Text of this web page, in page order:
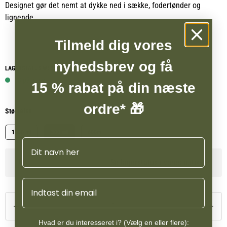
Designet gør det nemt at dykke ned i sække, fodertønder og
lignende.
LAGERSTATUS WEBSHOP
Størrelse
1000 ml
Tilmeld dig vores
nyhedsbrev og få
15 % rabat på din næste
ordre* 🎁
Navn
Email
Hvad er du interesseret i? (Vælg en eller flere):